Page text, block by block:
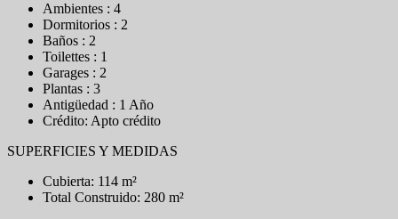
Ambientes : 4
Dormitorios : 2
Baños : 2
Toilettes : 1
Garages : 2
Plantas : 3
Antigüedad : 1 Año
Crédito: Apto crédito
SUPERFICIES Y MEDIDAS
Cubierta: 114 m²
Total Construido: 280 m²